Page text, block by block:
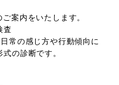
案内をいたします。
査
常の感じ方や行動傾向に
の診断です。